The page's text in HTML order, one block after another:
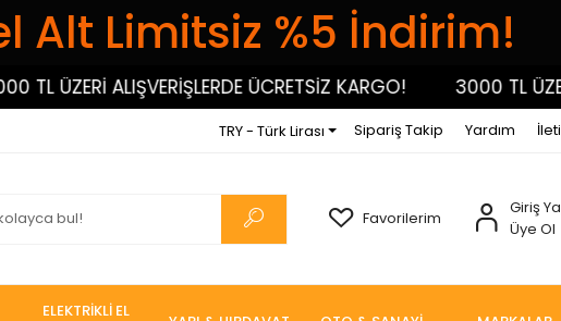
Alt Limitsiz %5 İndirim!
ÜZERİ ALIŞVERİŞLERDE ÜCRETSİZ KARGO! 3000 TL ÜZERİ
TRY - Türk Lirası Sipariş Takip Yardım
Favorilerim
Giriş
Üye Ol
ELEKTRİKLİ EL